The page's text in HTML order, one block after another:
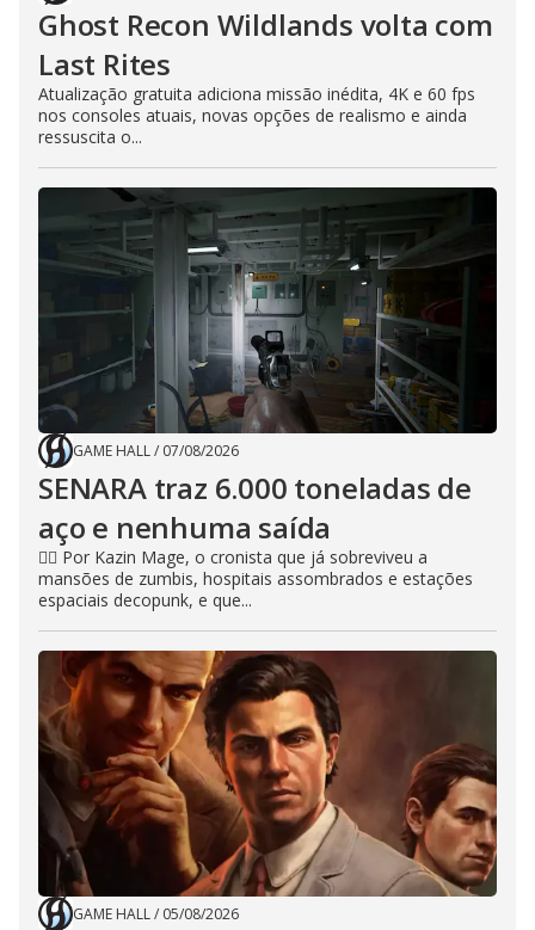
Ghost Recon Wildlands volta com
Last Rites
Atualização gratuita adiciona missão inédita, 4K e 60 fps
nos consoles atuais, novas opções de realismo e ainda
ressuscita o...
GAME HALL/ 07/08/2026
SENARA traz 6.000 toneladas de
aço e nenhuma saída
🧙‍♂️ Por Kazin Mage, o cronista que já sobreviveu a
mansões de zumbis, hospitais assombrados e estações
espaciais decopunk, e que...
GAME HALL/ 05/08/2026